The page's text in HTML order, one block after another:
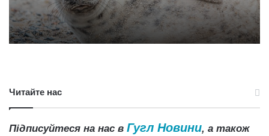
Читайте нас
Підписуйтеся на нас в Гугл Новини, а також